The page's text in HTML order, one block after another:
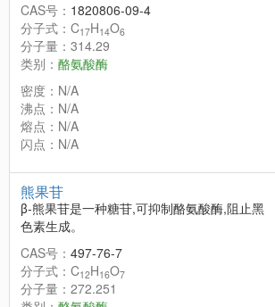
CAS号： 1820806-09-4
分子式：C17H14O6
分子量：314.29
类别： 酪氨酸酶
密度：N/A
沸点：N/A
熔点：N/A
闪点：N/A
熊果苷
β-熊果苷是一种糖苷,可抑制酪氨酸酶,阻止黑
色素生成。
CAS号： 497-76-7
分子式：C12H16O7
分子量：272.251